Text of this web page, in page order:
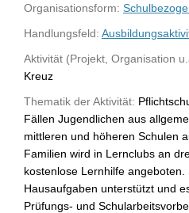
Organisationsform:
Handlungsfeld:
Aktivität (Projekt, Organisation
Kreuz
Thematik der Aktivität:
Fällen Jugendlichen aus
mittleren und höheren Schulen
Familien wird in Lernclubs an
kostenlose Lernhilfe angeboten.
Hausaufgaben unterstützt und
Prüfungs- und